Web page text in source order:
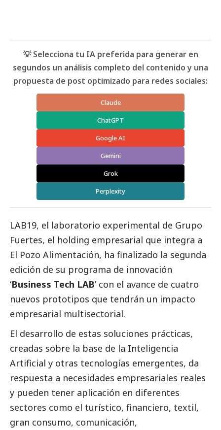
💡 Selecciona tu IA preferida para generar en
segundos un análisis completo del contenido y una
propuesta de post optimizado para redes sociales:
Claude
ChatGPT
Google AI
Gemini
Grok
Perplexity
LAB19, el laboratorio experimental de Grupo
Fuertes, el holding empresarial que integra a
El Pozo Alimentación, ha finalizado la segunda
edición de su programa de innovación
‘Business Tech LAB’ con el avance de cuatro
nuevos prototipos que tendrán un impacto
empresarial multisectorial.
El desarrollo de estas soluciones prácticas,
creadas sobre la base de la Inteligencia
Artificial y otras tecnologías emergentes, da
respuesta a necesidades empresariales reales
y pueden tener aplicación en diferentes
sectores como el turístico, financiero, textil,
gran consumo, comunicación,